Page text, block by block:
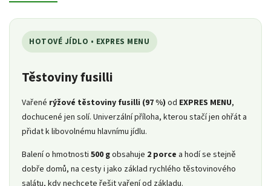
HOTOVÉ JÍDLO • EXPRES MENU
Těstoviny fusilli
Vařené rýžové těstoviny fusilli (97 %) od EXPRES MENU,
dochucené jen solí. Univerzální příloha, kterou stačí jen ohřát a
přidat k libovolnému hlavnímu jídlu.
Balení o hmotnosti 500 gobsahuje 2 porce a hodí se stejně
dobře domů, na cesty i jako základ rychlého těstovinového
salátu, kdy nechcete řešit vaření od základu.